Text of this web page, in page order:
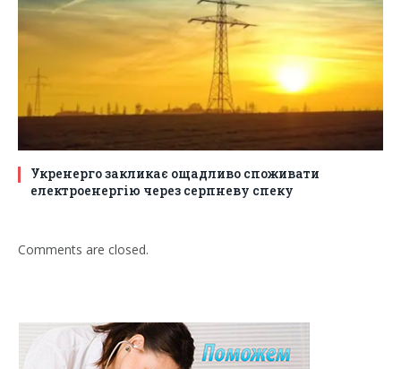
Укренерго закликає ощадливо споживати
електроенергію через серпневу спеку
Comments are closed.